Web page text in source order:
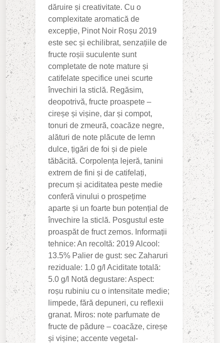
dăruire și creativitate. Cu o
complexitate aromatică de
excepție, Pinot Noir Roșu 2019
este sec și echilibrat, senzațiile de
fructe roșii suculente sunt
completate de note mature și
catifelate specifice unei scurte
învechiri la sticlă. Regăsim,
deopotrivă, fructe proaspete –
cireșe și vișine, dar și compot,
tonuri de zmeură, coacăze negre,
alături de note plăcute de lemn
dulce, țigări de foi și de piele
tăbăcită. Corpolența lejeră, tanini
extrem de fini și de catifelați,
precum și aciditatea peste medie
conferă vinului o prospețime
aparte și un foarte bun potențial de
învechire la sticlă. Posgustul este
proaspăt de fruct zemos. Informații
tehnice: An recoltă: 2019 Alcool:
13.5% Palier de gust: sec Zaharuri
reziduale: 1.0 g/l Aciditate totală:
5.0 g/l Notă degustare: Aspect:
roșu rubiniu cu o intensitate medie;
limpede, fără depuneri, cu reflexii
granat. Miros: note parfumate de
fructe de pădure – coacăze, cireșe
și vișine; accente vegetal-